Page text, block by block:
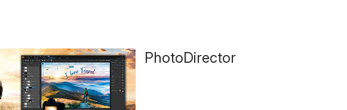
PhotoDirector